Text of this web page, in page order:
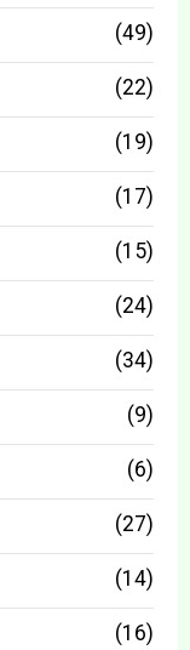
(49)
(22)
(19)
(17)
(15)
(24)
(34)
(9)
(6)
(27)
(14)
(16)